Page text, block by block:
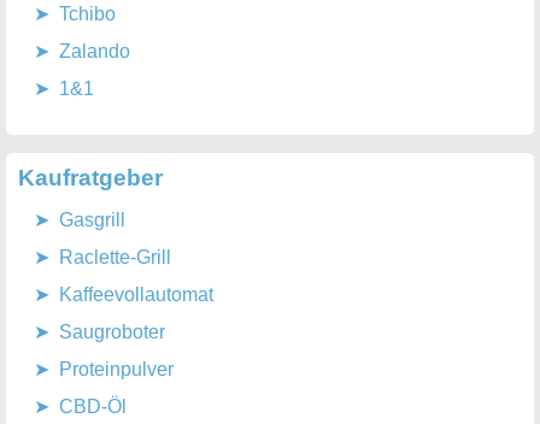
Tchibo
Zalando
1&1
Kaufratgeber
Gasgrill
Raclette-Grill
Kaffeevollautomat
Saugroboter
Proteinpulver
CBD-Öl